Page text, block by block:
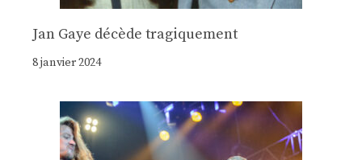
Jan Gaye décède tragiquement
8 janvier 2024